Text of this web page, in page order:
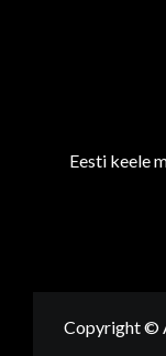
Eesti keele
Copyright ©